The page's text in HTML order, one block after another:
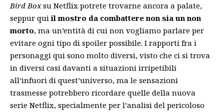
Bird Boxsu Netflix potrete trovarne ancora a palate,
seppur quiil mostro da combattere non sia un non
morto, ma un’entità di cui non vogliamo parlare per
evitare ogni tipo di spoiler possibile. I rapporti fra i
personaggi qui sono molto diversi, visto che ci si trova
in diversi casi davanti a situazioni irripetibili
all’infuori di quest’universo, ma le sensazioni
trasmesse potrebbero ricordare quelle della nuova
serie Netflix, specialmente per l’analisi del pericoloso